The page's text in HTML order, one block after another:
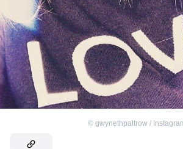
© gwynethpaltrow /